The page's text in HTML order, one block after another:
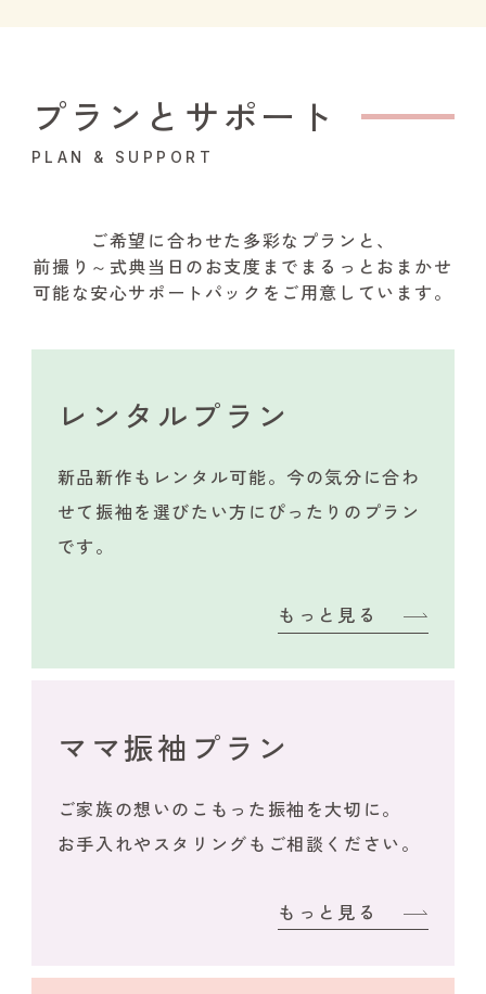
プランとサポート
PLAN & SUPPORT
ご希望に合わせた多彩なプランと、
前撮り～式典当日のお支度までまるっとおまかせ
可能な安心サポートパックをご用意しています。
レンタルプラン
新品新作もレンタル可能。今の気分に合わ
せて振袖を選びたい方にぴったりのプラン
です。
もっと見る
ママ振袖プラン
ご家族の想いのこもった振袖を大切に。
お手入れやスタリングもご相談ください。
もっと見る